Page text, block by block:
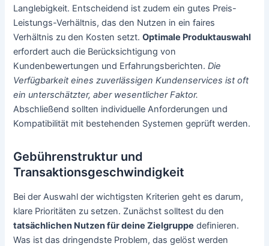
Langlebigkeit. Entscheidend ist zudem ein gutes Preis-
Leistungs-Verhältnis, das den Nutzen in ein faires
Verhältnis zu den Kosten setzt.Optimale Produktauswahl
erfordert auch die Berücksichtigung von
Kundenbewertungen und Erfahrungsberichten.Die
Verfügbarkeit eines zuverlässigen Kundenservices ist oft
ein unterschätzter, aber wesentlicher Faktor.
Abschließend sollten individuelle Anforderungen und
Kompatibilität mit bestehenden Systemen geprüft werden.
Gebührenstruktur und
Transaktionsgeschwindigkeit
Bei der Auswahl der wichtigsten Kriterien geht es darum,
klare Prioritäten zu setzen. Zunächst solltest du den
tatsächlichen Nutzen für deine Zielgruppe definieren.
Was ist das dringendste Problem, das gelöst werden